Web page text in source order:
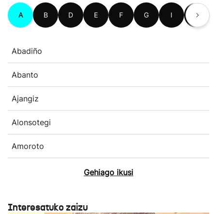
A B D E F G I J
Abadiño
Abanto
Ajangiz
Alonsotegi
Amoroto
Gehiago ikusi
Interesatuko zaizu